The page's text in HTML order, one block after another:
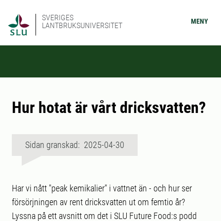
SVERIGES
LANTBRUKSUNIVERSITET
MENY
Hur hotat är vårt dricksvatten?
Sidan granskad: 2025-04-30
Har vi nått "peak kemikalier" i vattnet än - och hur ser
försörjningen av rent dricksvatten ut om femtio år?
Lyssna på ett avsnitt om det i SLU Future Food:s podd